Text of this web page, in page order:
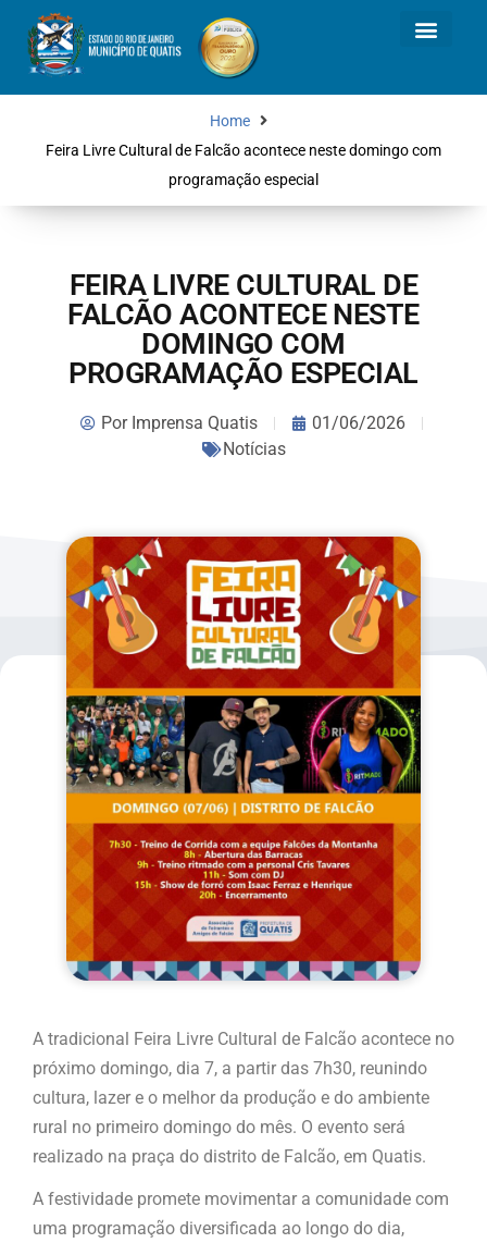
Home
Feira Livre Cultural de Falcão acontece neste domingo com
programação especial
FEIRA LIVRE CULTURAL DE
FALCÃO ACONTECE NESTE
DOMINGO COM
PROGRAMAÇÃO ESPECIAL
PorImprensa Quatis
01/06/2026
Notícias
A tradicional Feira Livre Cultural de Falcão acontece no
próximo domingo, dia 7, a partir das 7h30, reunindo
cultura, lazer e o melhor da produção e do ambiente
rural no primeiro domingo do mês. O evento será
realizado na praça do distrito de Falcão, em Quatis.
A festividade promete movimentar a comunidade com
uma programação diversificada ao longo do dia,